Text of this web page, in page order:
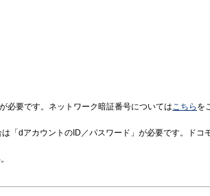
必要です。ネットワーク暗証番号についてはこちら を
「dアカウントのID／パスワード」が必要です。ドコ